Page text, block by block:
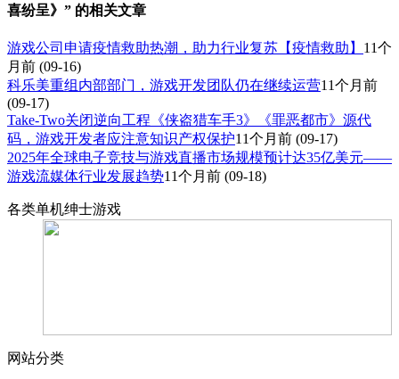
喜纷呈》” 的相关文章
游戏公司申请疫情救助热潮，助力行业复苏【疫情救助】 11个
月前 (09-16)
科乐美重组内部部门，游戏开发团队仍在继续运营11个月前
(09-17)
Take-Two关闭逆向工程《侠盗猎车手3》《罪恶都市》源代
码，游戏开发者应注意知识产权保护11个月前 (09-17)
2025年全球电子竞技与游戏直播市场规模预计达35亿美元——
游戏流媒体行业发展趋势11个月前 (09-18)
各类单机绅士游戏
网站分类